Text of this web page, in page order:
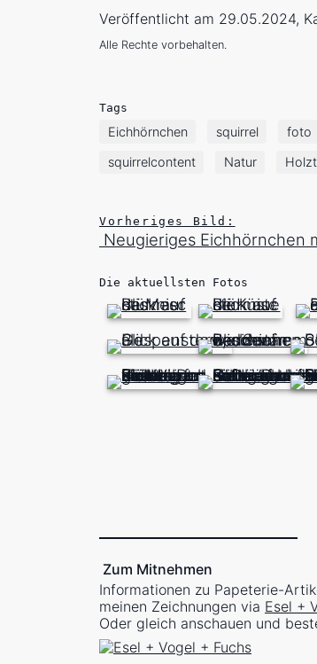
Veröffentlicht am 29.05.2024,
Alle Rechte vorbehalten.
Tags
Eichhörnchen squirrel foto
squirrelcontent Natur
Vorheriges Bild:
Neugieriges Eichhörnchen
Die aktuellsten Fotos
Zum Mitnehmen
Informationen zu Papeterie-
meinen Zeichnungen via Esel +
Oder gleich anschauen und